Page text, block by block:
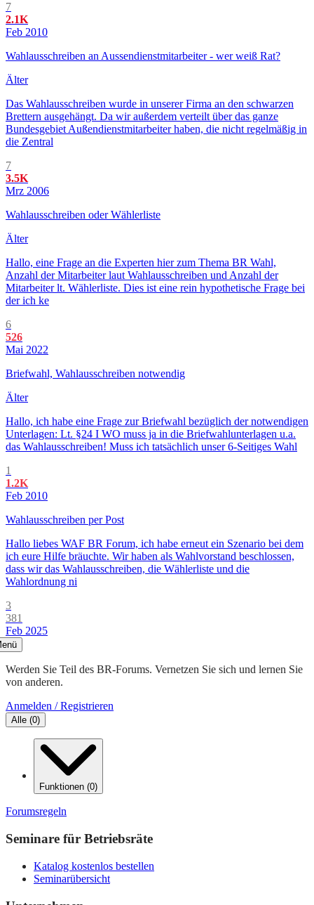
7
2.1K
Feb 2010
Wahlausschreiben an Aussendienstmitarbeiter - wer weiß Rat?
Älter
Das Wahlausschreiben wurde in unserer Firma an den schwarzen
Brettern ausgehängt. Da wir außerdem verteilt über das ganze
Bundesgebiet Außendienstmitarbeiter haben, die nicht regelmäßig in
die Zentral
7
3.5K
Mrz 2006
Wahlausschreiben oder Wählerliste
Älter
Hallo, eine Frage an die Experten hier zum Thema BR Wahl,
Anzahl der Mitarbeiter laut Wahlausschreiben und Anzahl der
Mitarbeiter lt. Wählerliste. Dies ist eine rein hypothetische Frage bei
der ich ke
6
526
Mai 2022
Briefwahl, Wahlausschreiben notwendig
Älter
Hallo, ich habe eine Frage zur Briefwahl bezüglich der notwendigen
Unterlagen: Lt. §24 I WO muss ja in die Briefwahlunterlagen u.a.
das Wahlausschreiben! Muss ich tatsächlich unser 6-Seitiges Wahl
1
1.2K
Feb 2010
Wahlausschreiben per Post
Hallo liebes WAF BR Forum, ich habe erneut ein Szenario bei dem
ich eure Hilfe bräuchte. Wir haben als Wahlvorstand beschlossen,
dass wir das Wahlausschreiben, die Wählerliste und die
Wahlordnung ni
3
381
Feb 2025
Werden Sie Teil des BR-Forums. Vernetzen Sie sich und lernen Sie
von anderen.
Anmelden / Registrieren
Alle (0)
Funktionen (0)
Forumsregeln
Seminare für Betriebsräte
Katalog kostenlos bestellen
Seminarübersicht